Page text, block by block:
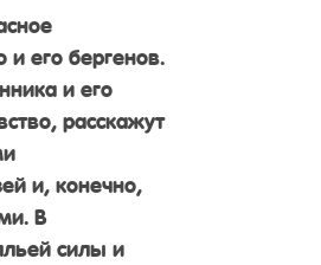
его бергенов.
и его
расскажут
и, конечно,
В
силы и